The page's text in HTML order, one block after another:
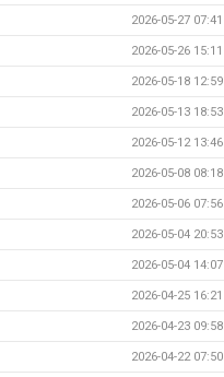
2026-05-27 07:41
2026-05-26 15:11
2026-05-18 12:59
2026-05-13 18:53
2026-05-12 13:46
2026-05-08 08:18
2026-05-06 07:56
2026-05-04 20:53
2026-05-04 14:07
2026-04-25 16:21
2026-04-23 09:58
2026-04-22 07:50